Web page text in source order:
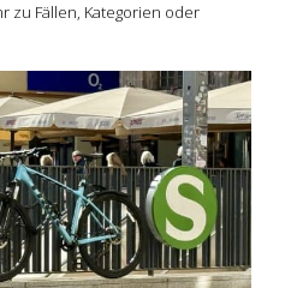
zu Fällen, Kategorien oder